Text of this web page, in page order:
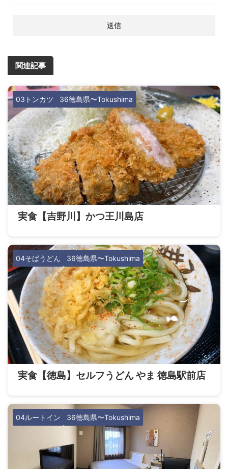
関連記事
03トンカツ 36徳島県〜Tokushima
実食【吉野川】かつ王川島店
04そばうどん 36徳島県〜Tokushima
実食【徳島】セルフうどん やま 徳島駅前店
04ルートイン 36徳島県〜Tokushima